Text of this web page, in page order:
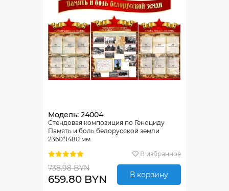
Модель: 24004
Стендовая композиция по Геноциду
Память и боль белорусской земли
2360*1480 мм
В избранное
738.98 BYN
659.80 BYN В корзину